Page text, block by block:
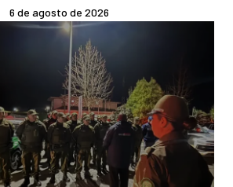
6 de agosto de 2026